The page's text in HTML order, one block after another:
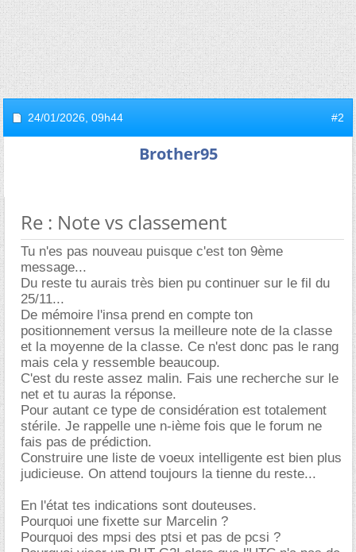
24/01/2026, 09h44 #2
Brother95
Re : Note vs classement
Tu n'es pas nouveau puisque c'est ton 9ème
message...
Du reste tu aurais très bien pu continuer sur le fil du
25/11...
De mémoire l'insa prend en compte ton
positionnement versus la meilleure note de la classe
et la moyenne de la classe. Ce n'est donc pas le rang
mais cela y ressemble beaucoup.
C'est du reste assez malin. Fais une recherche sur le
net et tu auras la réponse.
Pour autant ce type de considération est totalement
stérile. Je rappelle une n-ième fois que le forum ne
fais pas de prédiction.
Construire une liste de voeux intelligente est bien plus
judicieuse. On attend toujours la tienne du reste...
En l'état tes indications sont douteuses.
Pourquoi une fixette sur Marcelin ?
Pourquoi des mpsi des ptsi et pas de pcsi ?